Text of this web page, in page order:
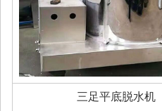
三足平底脱水机